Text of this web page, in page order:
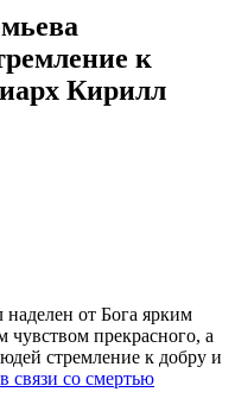
к
Кирилл
наделен от Бога ярким
прекрасного, а
стремление к добру и
в связи со смертью